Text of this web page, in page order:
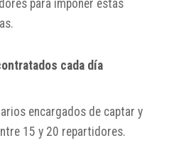
para imponer estas
cada día
encargados de captar y
15 y 20 repartidores.